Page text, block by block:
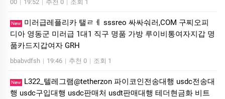
00 | 19:52 | 추천 0 | 조회 1
New
미러급레플리카 탤ㄹㅔ sssreo 싸싸숴러,COM 구찌오피
디아 영동군 미러급 1대1 직구 명품 가방 루이비통여자지갑 명
품카드지갑여자 GRH
bbabvdfsh | 19:46 | 추천 0 | 조회 1
New
L322_텔레그램@tetherzon 파이코인전송대행 usdc전송대
행 usdc구입대행 usdc판매처 usdt판매대행 테더현금화 비트